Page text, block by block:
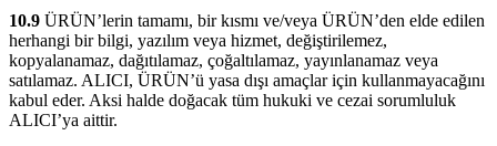
10.9 ÜRÜN’lerin tamamı, bir kısmı ve/veya ÜRÜN’den elde edilen
herhangi bir bilgi, yazılım veya hizmet, değiştirilemez,
kopyalanamaz, dağıtılamaz, çoğaltılamaz, yayınlanamaz veya
satılamaz. ALICI, ÜRÜN’ü yasa dışı amaçlar için kullanmayacağını
kabul eder. Aksi halde doğacak tüm hukuki ve cezai sorumluluk
ALICI’ya aittir.